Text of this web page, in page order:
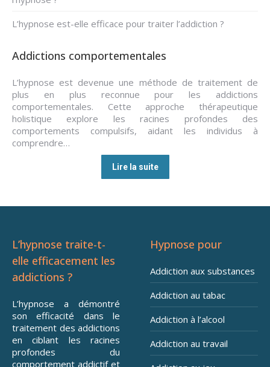
L’hypnose est-elle efficace pour traiter l’addiction ?
Addictions comportementales
L’hypnose est devenue une méthode de traitement de
plus en plus reconnue pour les addictions
comportementales. Cette approche thérapeutique
holistique explore les racines profondes des
comportements compulsifs, aidant les individus à
comprendre…
Lire la suite
L’hypnose traite-t-
elle efficacement les
addictions ?
L’hypnose a démontré
son efficacité dans le
traitement des addictions
en ciblant les racines
profondes du
comportement addictif et
Hypnose pour
Addiction aux substances
Addiction au tabac
Addiction à l’alcool
Addiction au travail